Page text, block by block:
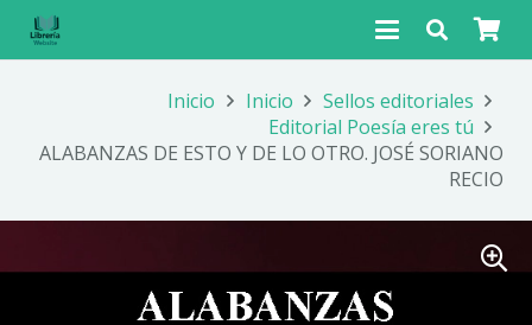
Inicio Inicio
Sellos editoriales
Editorial Poesía eres tú
ALABANZAS DE ESTO Y DE LO OTRO. JOSÉ SORIANO
RECIO